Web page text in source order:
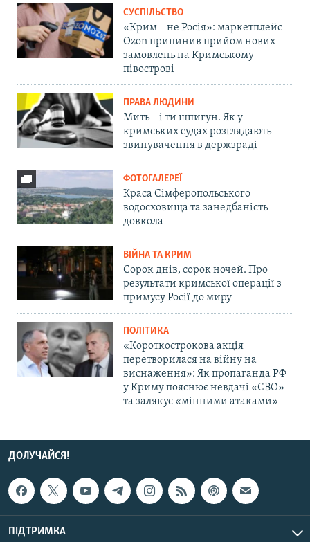
СУСПІЛЬСТВО
«Крим – не Росія»: маркетплейс
Ozon припинив прийом нових
замовлень на Кримському
півострові
ПРАВА ЛЮДИНИ
Мить – і ти шпигун. Як у
кримських судах розглядають
звинувачення в держзраді
ФОТОГАЛЕРЕЇ
Краса Сімферопольського
водосховища та занедбаність
довкола
ВІЙНА ТА КРИМ
Сорок днів, сорок ночей. Про
результати кримської операції з
примусу Росії до миру
ПОЛІТИКА
«Короткострокова акція
перетворилася на війну на
виснаження»: Як пропаганда РФ
у Криму пояснює невдачі «СВО»
та залякує «мінними атаками»
ДОЛУЧАЙСЯ!
ПІДТРИМКА